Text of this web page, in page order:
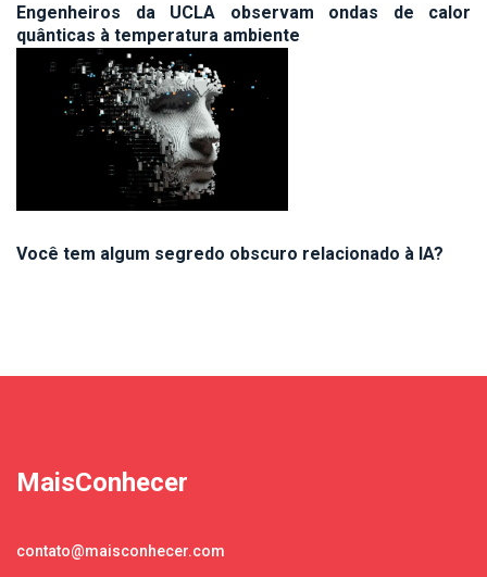
Engenheiros da UCLA observam ondas de calor
quânticas à temperatura ambiente
Você tem algum segredo obscuro relacionado à IA?
MaisConhecer
contato@maisconhecer.com